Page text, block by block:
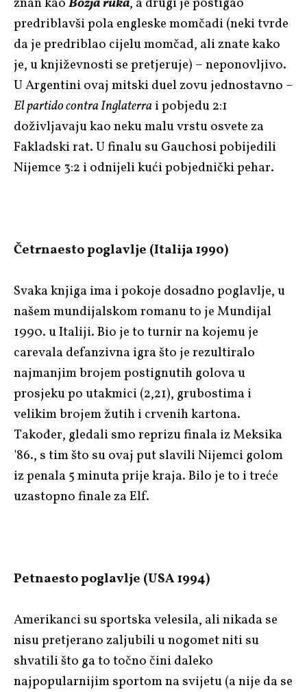
predriblavši pola engleske momčadi (neki tvrde
da je predriblao cijelu momčad, ali znate kako
je, u književnosti se pretjeruje) – neponovljivo.
U Argentini ovaj mitski duel zovu jednostavno –
El partido contra Inglaterrai pobjedu 2:1
doživljavaju kao neku malu vrstu osvete za
Fakladski rat. U finalu su Gauchosi pobijedili
Nijemce 3:2 i odnijeli kući pobjednički pehar.
Četrnaesto poglavlje (Italija 1990)
Svaka knjiga ima i pokoje dosadno poglavlje, u
našem mundijalskom romanu to je Mundijal
1990. u Italiji. Bio je to turnir na kojemu je
carevala defanzivna igra što je rezultiralo
najmanjim brojem postignutih golova u
prosjeku po utakmici (2,21), grubostima i
velikim brojem žutih i crvenih kartona.
Također, gledali smo reprizu finala iz Meksika
'86., s tim što su ovaj put slavili Nijemci golom
iz penala 5 minuta prije kraja. Bilo je to i treće
uzastopno finale za Elf.
Petnaesto poglavlje (USA 1994)
Amerikanci su sportska velesila, ali nikada se
nisu pretjerano zaljubili u nogomet niti su
shvatili što ga to točno čini daleko
najpopularnijim sportom na svijetu (a nije da se